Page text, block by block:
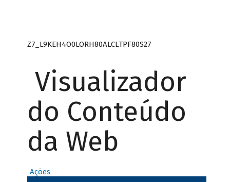
Z7_L9KEH4O0LORH80ALCLTPF80S27
Visualizador
do Conteúdo
da Web
Ações